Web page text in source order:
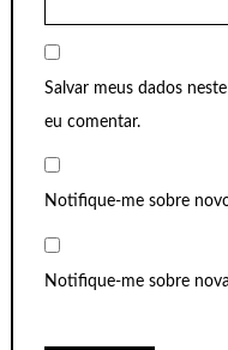
Salvar meus dados
eu comentar.
Notifique-me sobre
Notifique-me sobre